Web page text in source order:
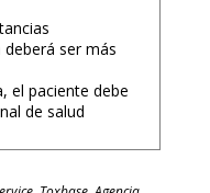
ser más
el paciente debe
de salud